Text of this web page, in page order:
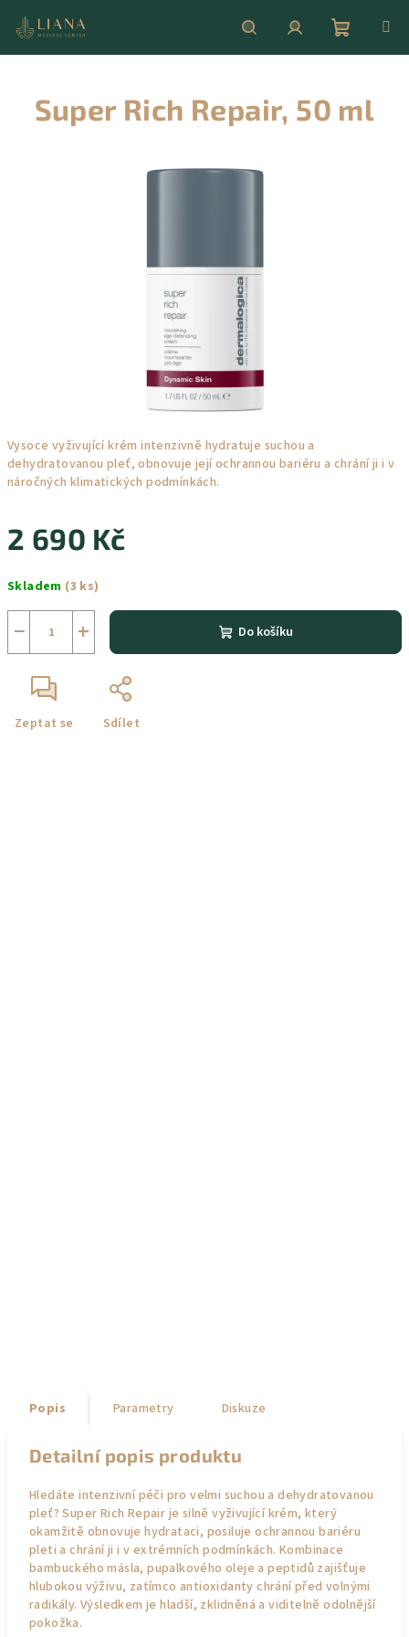
obsah
HledatPřihlášeníNákupní
košík
Vysoce vyživující krém intenzivně hydratuje suchou a
dehydratovanou pleť, obnovuje její ochrannou bariéru a chrání ji i v
náročných klimatických podmínkách.
2 690 Kč
cena:
Skladem (3 ks)
+
− Do košíku
Zeptat se Sdílet
Super Rich Repair, 50 ml
Popis Parametry Diskuze
Detailní popis produktu
Hledáte intenzivní péči pro velmi suchou a dehydratovanou
pleť? Super Rich Repair je silně vyživující krém, který
okamžitě obnovuje hydrataci, posiluje ochrannou bariéru
pleti a chrání ji i v extrémních podmínkách. Kombinace
bambuckého másla, pupalkového oleje a peptidů zajišťuje
hlubokou výživu, zatímco antioxidanty chrání před volnými
radikály. Výsledkem je hladší, zklidněná a viditelně odolnější
pokožka.